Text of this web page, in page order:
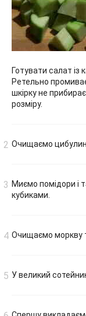
Готувати салат із
Ретельно
шкірку не
розміру.
Очищаємо
Миємо помідори і
кубиками.
Очищаємо моркву
У великий